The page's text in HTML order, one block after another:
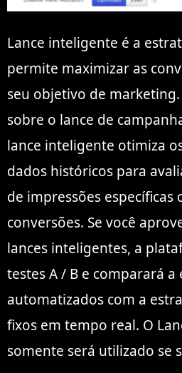
Lance inteligente é a
permite maximizar as
seu objetivo de
sobre o lance de
lance inteligente otimiza
dados históricos para
de impressões específicas
conversões. Se você
lances inteligentes, a
testes A / B e comparará
automatizados com a
fixos em tempo real. O
somente será utilizado se